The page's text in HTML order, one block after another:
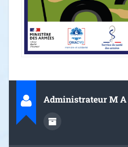
Administrateur M A